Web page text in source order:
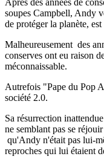
soupes Campbell, Andy
de protéger la planète,
Malheureusement des
conserves ont eu raison
méconnaissable.
Autrefois "Pape du Pop
société 2.0.
Sa résurrection
ne semblant pas se
qu'Andy n'était pas lui-
reproches qui lui étaient